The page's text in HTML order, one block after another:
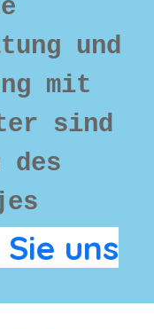
und
mit
sind
des
uns